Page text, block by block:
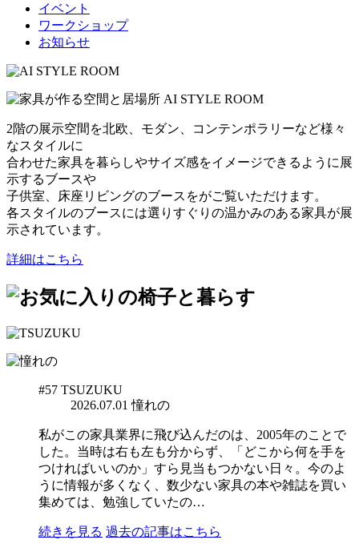
イベント
ワークショップ
お知らせ
2階の展示空間を北欧、モダン、コンテンポラリーなど様々
なスタイルに
合わせた家具を暮らしやサイズ感をイメージできるように展
示するブースや
子供室、床座リビングのブースをがご覧いただけます。
各スタイルのブースには選りすぐりの温かみのある家具が展
示されています。
詳細はこちら
#57 TSUZUKU
2026.07.01 憧れの
私がこの家具業界に飛び込んだのは、2005年のことで
した。当時は右も左も分からず、「どこから何を手を
つければいいのか」すら見当もつかない日々。今のよ
うに情報が多くなく、数少ない家具の本や雑誌を買い
集めては、勉強していたの…
続きを見る 過去の記事はこちら